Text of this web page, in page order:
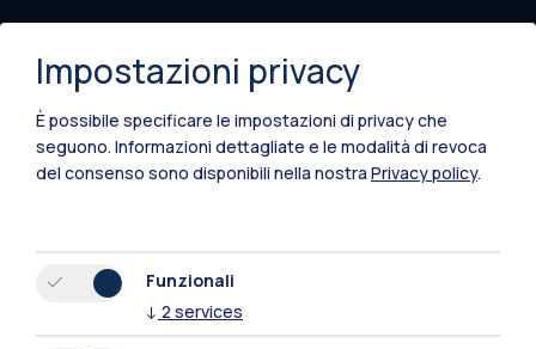
Sedi
Milano Leonardo
Milano Bovisa
Lecco
Mantova
Impostazioni privacy
È possibile specificare le impostazioni di privacy che
seguono. Informazioni dettagliate e le modalità di revoca
del consenso sono disponibili nella nostra Privacy policy.
Funzionali
↓ 2 services